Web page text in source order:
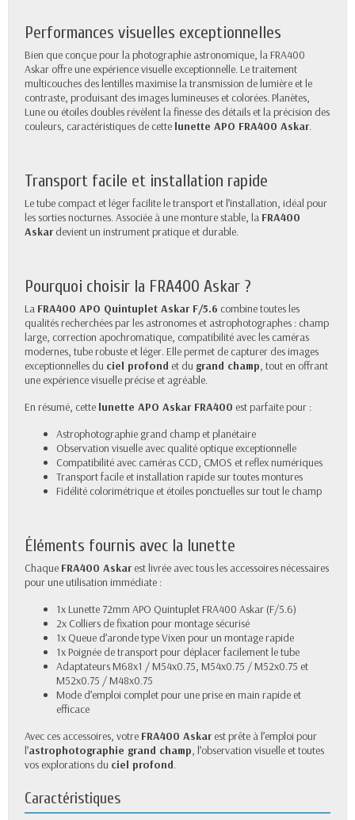
Performances visuelles exceptionnelles
Bien que conçue pour la photographie astronomique, la FRA400
Askar offre une expérience visuelle exceptionnelle. Le traitement
multicouches des lentilles maximise la transmission de lumière et le
contraste, produisant des images lumineuses et colorées. Planètes,
Lune ou étoiles doubles révèlent la finesse des détails et la précision des
couleurs, caractéristiques de cette lunette APO FRA400 Askar.
Transport facile et installation rapide
Le tube compact et léger facilite le transport et l’installation, idéal pour
les sorties nocturnes. Associée à une monture stable, la FRA400
Askardevient un instrument pratique et durable.
Pourquoi choisir la FRA400 Askar ?
La FRA400 APO Quintuplet Askar F/5.6 combine toutes les
qualités recherchées par les astronomes et astrophotographes : champ
large, correction apochromatique, compatibilité avec les caméras
modernes, tube robuste et léger. Elle permet de capturer des images
exceptionnelles du ciel profond et du grand champ, tout en offrant
une expérience visuelle précise et agréable.
En résumé, cette lunette APO Askar FRA400 est parfaite pour :
Astrophotographie grand champ et planétaire
Observation visuelle avec qualité optique exceptionnelle
Compatibilité avec caméras CCD, CMOS et reflex numériques
Transport facile et installation rapide sur toutes montures
Fidélité colorimétrique et étoiles ponctuelles sur tout le champ
Éléments fournis avec la lunette
Chaque FRA400 Askarest livrée avec tous les accessoires nécessaires
pour une utilisation immédiate :
1x Lunette 72mm APO Quintuplet FRA400 Askar (F/5.6)
2x Colliers de fixation pour montage sécurisé
1x Queue d’aronde type Vixen pour un montage rapide
1x Poignée de transport pour déplacer facilement le tube
Adaptateurs M68x1 / M54x0.75, M54x0.75 / M52x0.75 et
M52x0.75 / M48x0.75
Mode d’emploi complet pour une prise en main rapide et
efficace
Avec ces accessoires, votre FRA400 Askarest prête à l’emploi pour
l’astrophotographie grand champ, l’observation visuelle et toutes
vos explorations du ciel profond.
Caractéristiques